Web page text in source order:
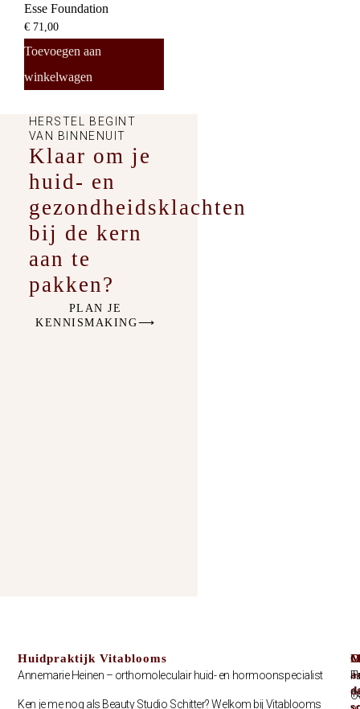
Esse Foundation
€ 71,00
Toevoegen aan
winkelwagen
HERSTEL BEGINT
VAN BINNENUIT
Klaar om je
huid- en
gezondheidsklachten
bij de kern
aan te
pakken?
PLAN JE
KENNISMAKING⟶
Huidpraktijk Vitablooms
Annemarie Heinen – orthomoleculair huid- en hormoonspecialist
Ken je me nog als Beauty Studio Schitter? Welkom bij Vitablooms